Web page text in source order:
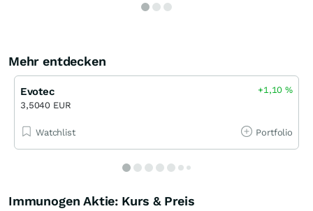
Mehr entdecken
Evotec
3,5040 EUR
+1,10%
Watchlist Portfolio
Immunogen Aktie: Kurs & Preis